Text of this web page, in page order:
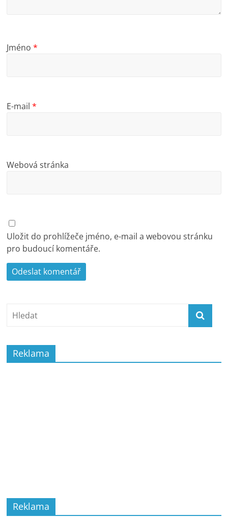
Jméno*
E-mail*
Webová stránka
Uložit do prohlížeče jméno, e-mail a webovou stránku
pro budoucí komentáře.
Reklama
Reklama